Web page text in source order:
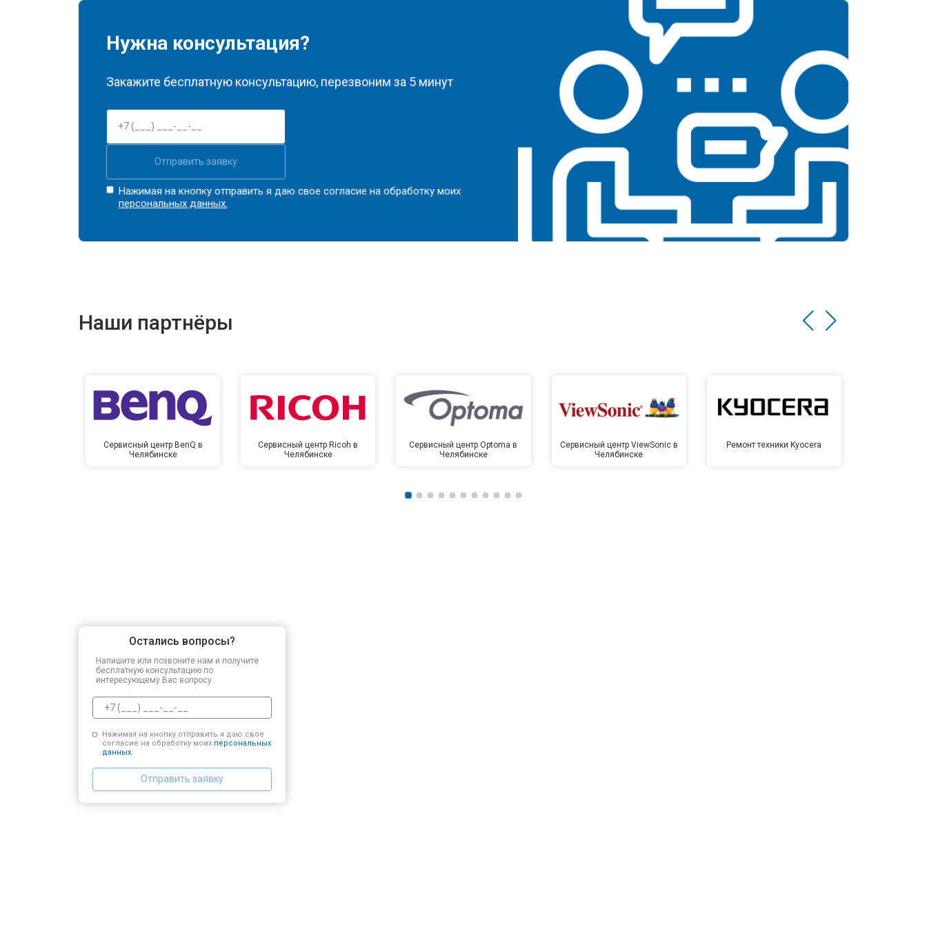
Нужна консультация?
Закажите бесплатную консультацию, перезвоним за 5 минут
Отправить заявку
Нажимая на кнопку отправить я даю свое согласие на обработку моих
персональных данных.
Наши партнёры
Сервисный центр BenQ в
Челябинске
Сервисный центр Ricoh в
Челябинске
Сервисный центр Optoma в
Челябинске
Сервисный центр ViewSonic в
Челябинске
Ремонт техники Kyocera
Остались вопросы?
Напишите или позвоните нам и получите
бесплатную консультацию по
интересующему Вас вопросу.
Нажимая на кнопку отправить я даю свое
согласие на обработку моих персональных
данных.
Отправить заявку